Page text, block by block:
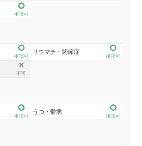
相談可
相談可
リウマチ・関節症
相談可
不可
相談可
うつ・鬱病
相談可